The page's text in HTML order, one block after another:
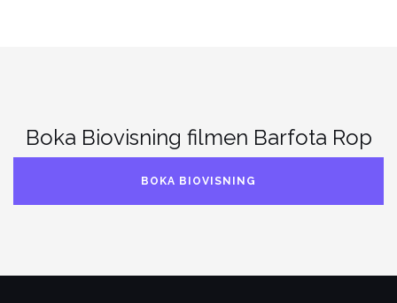
Boka Biovisning filmen Barfota Rop
BOKA BIOVISNING